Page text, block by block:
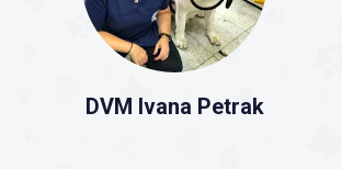
DVM Ivana Petrak